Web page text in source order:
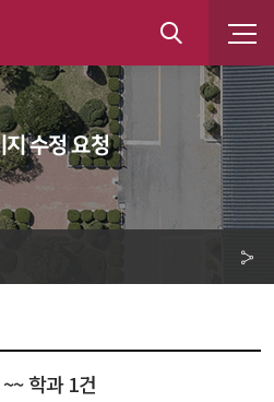
통
수정 요청
유
학과 1건